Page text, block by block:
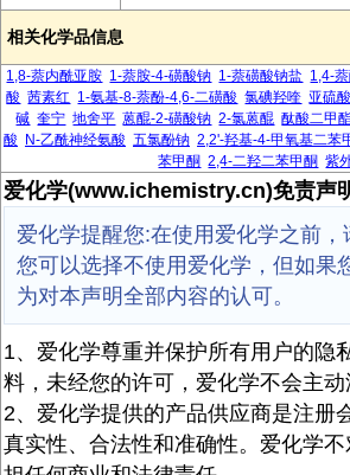
相关化学品信息
1,8-萘内酰亚胺 1-萘胺-4-磺酸钠 1-萘磺酸钠盐 1,4-
酸 茜素红 1-氨基-8-萘酚-4,6-二磺酸 氯碘羟喹 亚硫
碱 奎宁 地舍平 蒽醌-2-磺酸钠 2-氯蒽醌 酞酸二甲
酸
N-乙酰神经氨酸 五氯酚钠 2,2'-羟基-4-甲氧基二苯
苯甲酮 2,4-二羟二苯甲酮 紫
爱化学(www.ichemistry.cn)免责声
爱化学提醒您:在使用爱化学之前
您可以选择不使用爱化学，但如果
为对本声明全部内容的认可。
1、爱化学尊重并保护所有用户的隐
料，未经您的许可，爱化学不会主动
2、爱化学提供的产品供应商是注册
真实性、合法性和准确性。爱化学